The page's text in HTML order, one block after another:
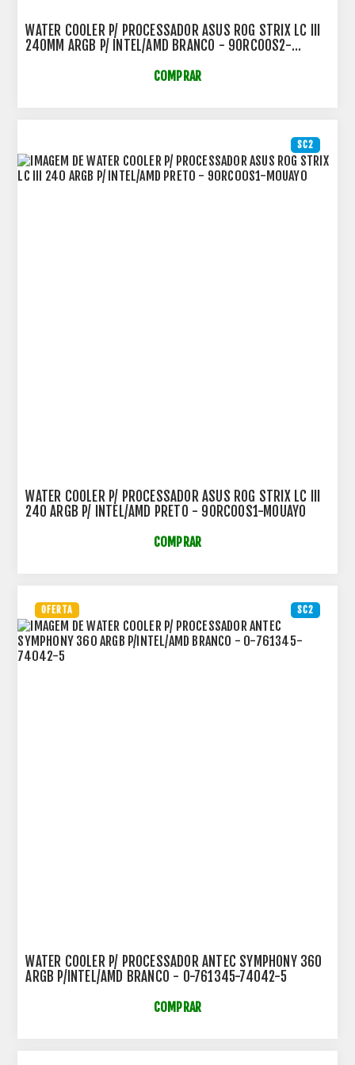
WATER COOLER P/ PROCESSADOR ASUS ROG STRIX LC III
240MM ARGB P/ INTEL/AMD BRANCO - 90RC00S2-
COMPRAR
SC2
WATER COOLER P/ PROCESSADOR ASUS ROG STRIX LC III
240 ARGB P/ INTEL/AMD PRETO - 90RC00S1-M0UAY0
COMPRAR
SC2
OFERTA
WATER COOLER P/ PROCESSADOR ANTEC SYMPHONY 360
ARGB P/INTEL/AMD BRANCO - 0-761345-74042-5
COMPRAR